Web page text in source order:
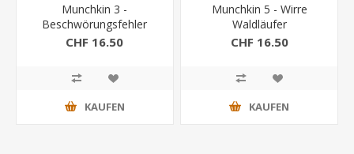
Munchkin 3 -
Beschwörungsfehler
CHF 16.50
KAUFEN
Munchkin 5 - Wirre
Waldläufer
CHF 16.50
KAUFEN